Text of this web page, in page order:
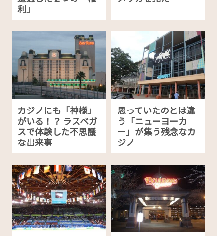
利」
カジノにも「神様」
がいる！？ ラスベガ
スで体験した不思議
な出来事
思っていたのとは違
う「ニューヨーカ
ー」が集う残念なカ
ジノ